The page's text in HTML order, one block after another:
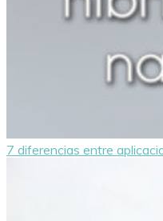
7 diferencias entre